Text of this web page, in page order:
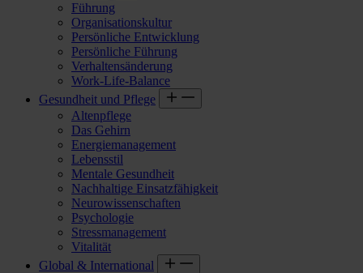
Führung
Organisationskultur
Persönliche Entwicklung
Persönliche Führung
Verhaltensänderung
Work-Life-Balance
Gesundheit und Pflege
Altenpflege
Das Gehirn
Energiemanagement
Lebensstil
Mentale Gesundheit
Nachhaltige Einsatzfähigkeit
Neurowissenschaften
Psychologie
Stressmanagement
Vitalität
Global & International